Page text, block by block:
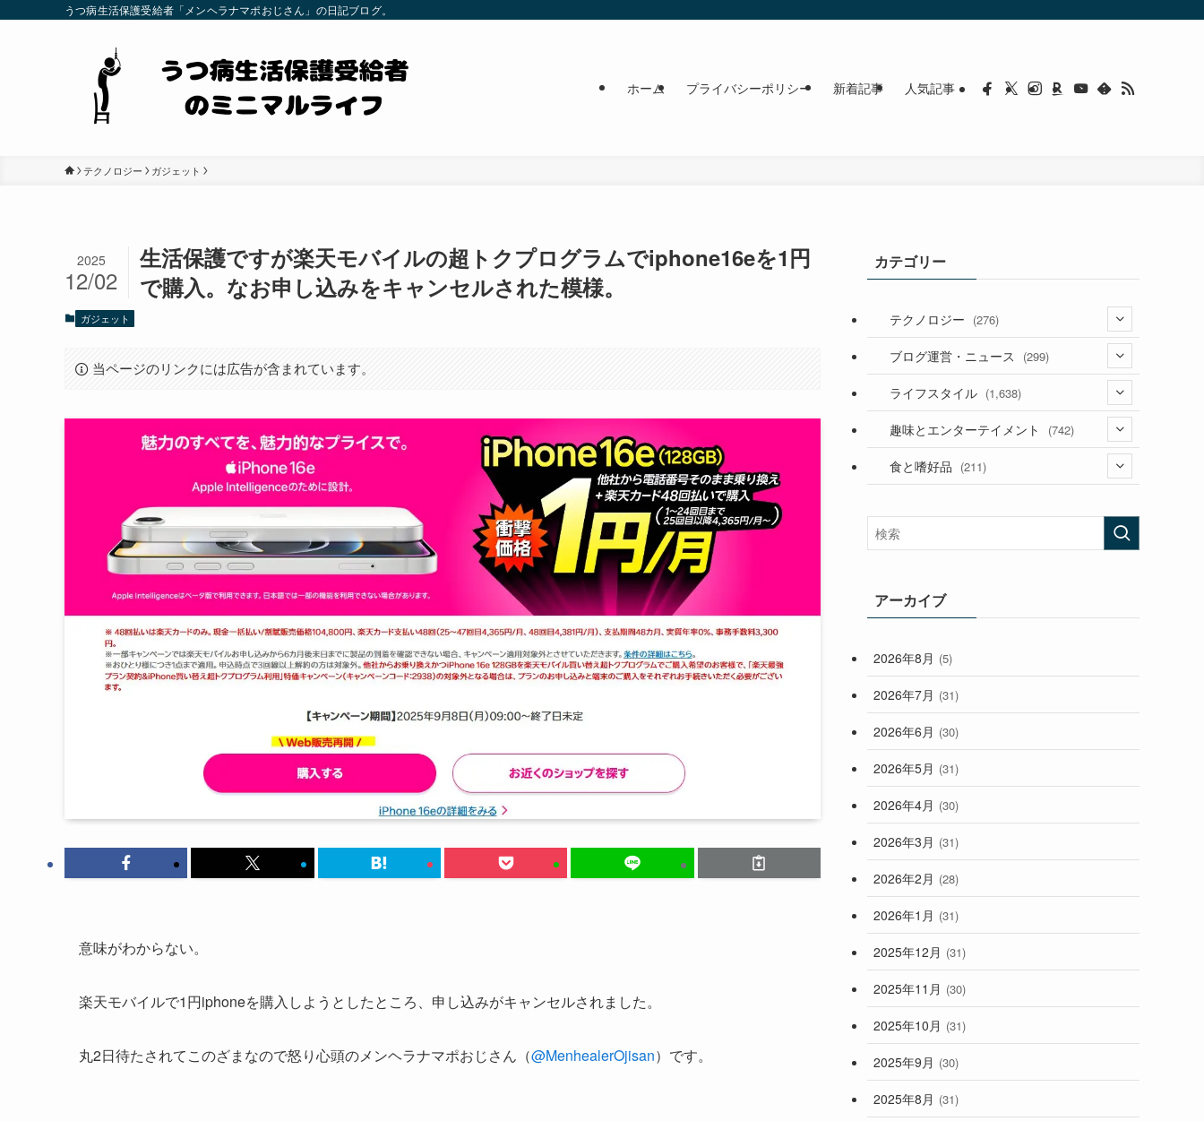
うつ病生活保護受給者「メンヘラナマポおじさん」の日記ブログ。
ホーム プライバシーポリシー 新着記事 人気記事
テクノロジー ガジェット
生活保護ですが楽天モバイルの超トクプログラムでiphone16eを1円
で購入。なお申し込みをキャンセルされた模様。
2025
12/02
ガジェット
当ページのリンクには広告が含まれています。
意味がわからない。
楽天モバイルで1円iphoneを購入しようとしたところ、申し込みがキャンセルされました。
丸2日待たされてこのざまなので怒り心頭のメンヘラナマポおじさん（@MenhealerOjisan）です。
カテゴリー
テクノロジー (276)
(36)
(187)
(53)
ブログ運営・ニュース (299)
(118)
(181)
ライフスタイル (1,638)
(394)
(282)
(33)
(248)
趣味とエンターテイメント (742)
(56)
(472)
食と嗜好品 (211)
アーカイブ
2026年8月 (5)
2026年7月 (31)
2026年6月 (30)
2026年5月 (31)
2026年4月 (30)
2026年3月 (31)
2026年2月 (28)
2026年1月 (31)
2025年12月 (31)
2025年11月 (30)
2025年10月 (31)
2025年9月 (30)
2025年8月 (31)